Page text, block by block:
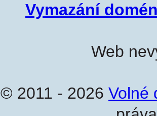
Vymazání
Web
© 2011 - 2026 Volné